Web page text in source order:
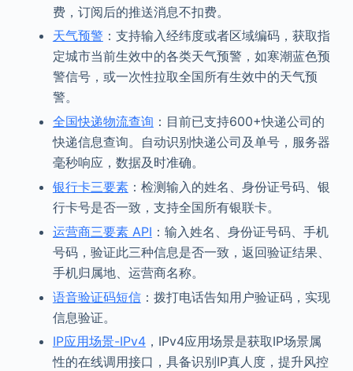
费，订阅后的推送消息不扣费。
天气预警 ：支持输入经纬度或者区域编码，获取指
定城市当前生效中的各类天气预警，如寒潮蓝色预
警信号，或一次性拉取全国所有生效中的天气预
警。
全国快递物流查询 ：目前已支持600+快递公司的
快递信息查询。自动识别快递公司及单号，服务器
毫秒响应，数据及时准确。
银行卡三要素：检测输入的姓名、身份证号码、银
行卡号是否一致，支持全国所有银联卡。
运营商三要素 API ：输入姓名、身份证号码、手机
号码，验证此三种信息是否一致，返回验证结果、
手机归属地、运营商名称。
语音验证码短信：拨打电话告知用户验证码，实现
信息验证。
IP应用场景-IPv4，IPv4应用场景是获取IP场景属
性的在线调用接口，具备识别IP真人度，提升风控